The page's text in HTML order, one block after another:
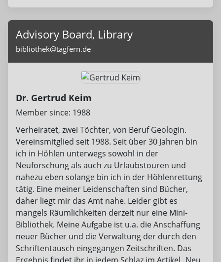
Advisory Board, Library
bibliothek@tagfern.de
Dr. Gertrud Keim
Member since: 1988
Verheiratet, zwei Töchter, von Beruf Geologin.
Vereinsmitglied seit 1988. Seit über 30 Jahren bin
ich in Höhlen unterwegs sowohl in der
Neuforschung als auch zu Urlaubstouren und
nahezu eben solange bin ich in der Höhlenrettung
tätig. Eine meiner Leidenschaften sind Bücher,
daher liegt mir das Amt nahe. Leider gibt es
mangels Räumlichkeiten derzeit nur eine Mini-
Bibliothek. Meine Aufgabe ist u.a. die Anschaffung
neuer Bücher und die Verwaltung der durch den
Schriftentausch eingegangen Zeitschriften. Das